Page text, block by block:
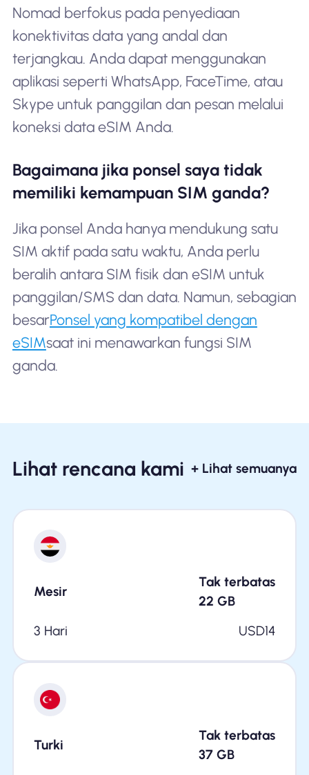
Nomad berfokus pada penyediaan
konektivitas data yang andal dan
terjangkau. Anda dapat menggunakan
aplikasi seperti WhatsApp, FaceTime, atau
Skype untuk panggilan dan pesan melalui
koneksi data eSIM Anda.
Bagaimana jika ponsel saya tidak
memiliki kemampuan SIM ganda?
Jika ponsel Anda hanya mendukung satu
SIM aktif pada satu waktu, Anda perlu
beralih antara SIM fisik dan eSIM untuk
panggilan/SMS dan data. Namun, sebagian
besarPonsel yang kompatibel dengan
eSIMsaat ini menawarkan fungsi SIM
ganda.
Lihat rencana kami + Lihat semuanya
Mesir
Tak terbatas
22 GB
3 Hari
USD14
Turki
Tak terbatas
37 GB